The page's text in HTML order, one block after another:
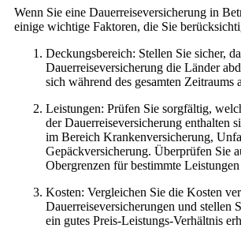
Wenn Sie eine Dauerreiseversicherung in
einige wichtige Faktoren, die Sie
Deckungsbereich: Stellen Sie sicher,
Dauerreiseversicherung die Länder
sich während des gesamten Zeitraums
Leistungen: Prüfen Sie sorgfältig,
der Dauerreiseversicherung enthalten
im Bereich Krankenversicherung,
Gepäckversicherung. Überprüfen Sie
Obergrenzen für bestimmte
Kosten: Vergleichen Sie die Kosten
Dauerreiseversicherungen und stellen
ein gutes Preis-Leistungs-Verhältnis